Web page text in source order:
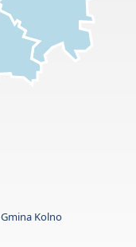
Gmina Kolno